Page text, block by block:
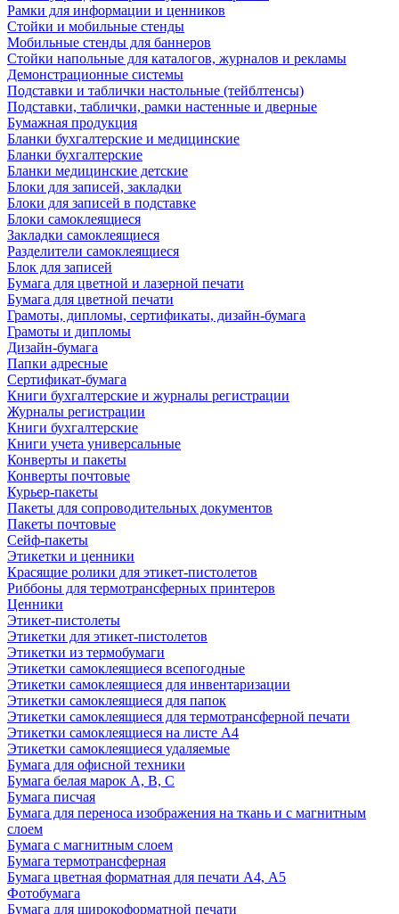
Рамки для информации и ценников
Стойки и мобильные стенды
Мобильные стенды для баннеров
Стойки напольные для каталогов, журналов и рекламы
Демонстрационные системы
Подставки и таблички настольные (тейблтенсы)
Подставки, таблички, рамки настенные и дверные
Бумажная продукция
Бланки бухгалтерские и медицинские
Бланки бухгалтерские
Бланки медицинские детские
Блоки для записей, закладки
Блоки для записей в подставке
Блоки самоклеящиеся
Закладки самоклеящиеся
Разделители самоклеящиеся
Блок для записей
Бумага для цветной и лазерной печати
Бумага для цветной печати
Грамоты, дипломы, сертификаты, дизайн-бумага
Грамоты и дипломы
Дизайн-бумага
Папки адресные
Сертификат-бумага
Книги бухгалтерские и журналы регистрации
Журналы регистрации
Книги бухгалтерские
Книги учета универсальные
Конверты и пакеты
Конверты почтовые
Курьер-пакеты
Пакеты для сопроводительных документов
Пакеты почтовые
Сейф-пакеты
Этикетки и ценники
Красящие ролики для этикет-пистолетов
Риббоны для термотрансферных принтеров
Ценники
Этикет-пистолеты
Этикетки для этикет-пистолетов
Этикетки из термобумаги
Этикетки самоклеящиеся всепогодные
Этикетки самоклеящиеся для инвентаризации
Этикетки самоклеящиеся для папок
Этикетки самоклеящиеся для термотрансферной печати
Этикетки самоклеящиеся на листе А4
Этикетки самоклеящиеся удаляемые
Бумага для офисной техники
Бумага белая марок А, В, С
Бумага писчая
Бумага для переноса изображения на ткань и с магнитным
слоем
Бумага с магнитным слоем
Бумага термотрансферная
Бумага цветная форматная для печати А4, А5
Фотобумага
Бумага для широкоформатной печати